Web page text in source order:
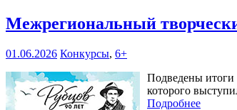
Межрегиональный
01.06.2026 Конкурсы, 6+
Подведены итоги
которого
Подробнее